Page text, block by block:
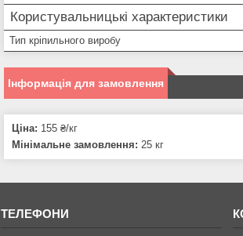
Користувальницькі характеристики
Тип кріпильного виробу
Інформація для замовлення
Ціна: 155 ₴/кг
Мінімальне замовлення: 25 кг